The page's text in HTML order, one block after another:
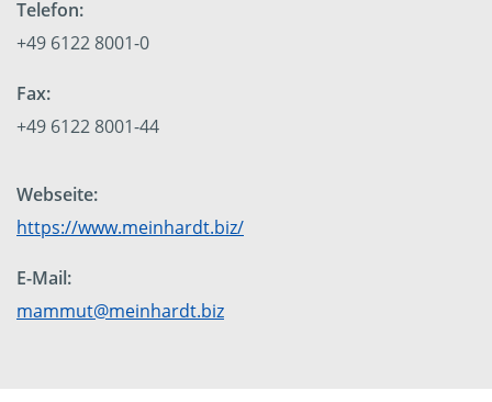
Telefon:
+49 6122 8001-0
Fax:
+49 6122 8001-44
Webseite:
https://www.meinhardt.biz/
E-Mail:
mammut@meinhardt.biz